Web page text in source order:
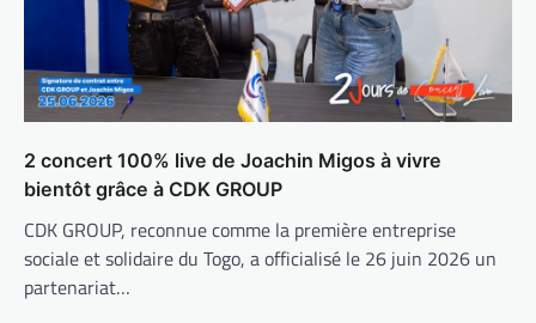
2 concert 100% live de Joachin Migos à vivre
bientôt grâce à CDK GROUP
CDK GROUP, reconnue comme la première entreprise
sociale et solidaire du Togo, a officialisé le 26 juin 2026 un
partenariat…